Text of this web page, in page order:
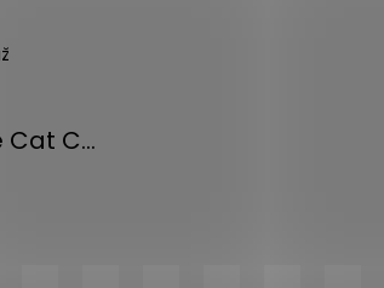
je 5 z 5 hvězdiček.
Brit Care Cat Christmas Beef Soup 75g
je 5 z 5 hvězdiček.